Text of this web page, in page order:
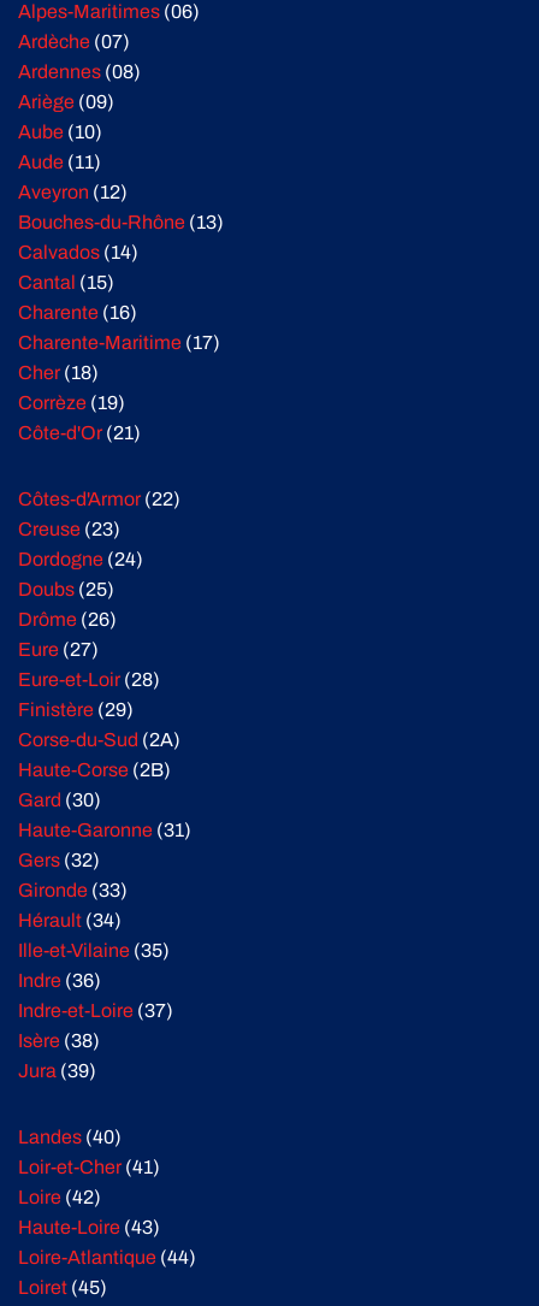
Alpes-Maritimes (06)
Ardèche (07)
Ardennes (08)
Ariège (09)
Aube (10)
Aude (11)
Aveyron (12)
Bouches-du-Rhône (13)
Calvados (14)
Cantal (15)
Charente (16)
Charente-Maritime (17)
Cher(18)
Corrèze (19)
Côte-d'Or(21)
Côtes-d'Armor(22)
Creuse (23)
Dordogne (24)
Doubs (25)
Drôme (26)
Eure (27)
Eure-et-Loir(28)
Finistère (29)
Corse-du-Sud (2A)
Haute-Corse (2B)
Gard (30)
Haute-Garonne (31)
Gers (32)
Gironde (33)
Hérault (34)
Ille-et-Vilaine (35)
Indre (36)
Indre-et-Loire (37)
Isère (38)
Jura (39)
Landes (40)
Loir-et-Cher(41)
Loire (42)
Haute-Loire (43)
Loire-Atlantique (44)
Loiret (45)